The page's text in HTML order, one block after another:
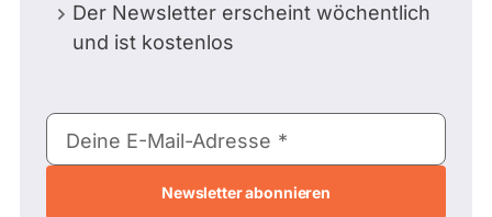
Der Newsletter erscheint wöchentlich
und ist kostenlos
E-
Mail-
Deine E-Mail-Adresse